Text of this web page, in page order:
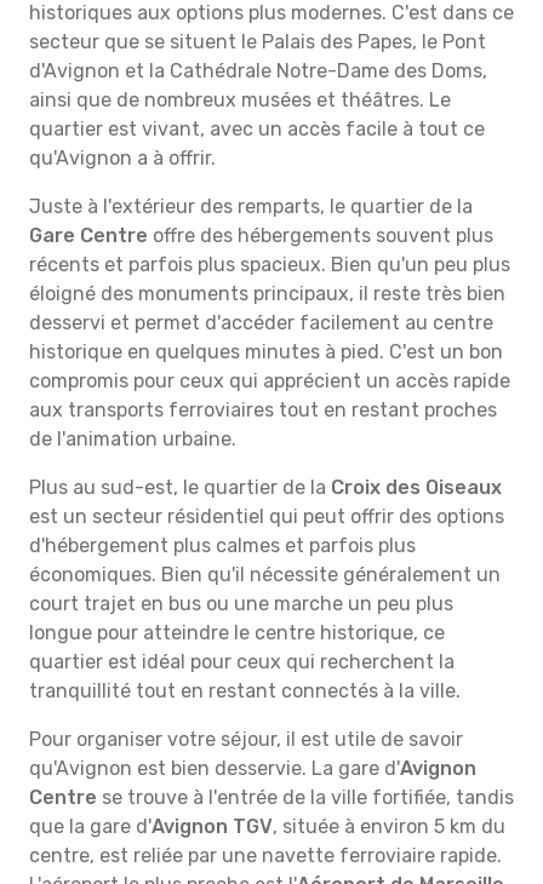
historiques aux options plus modernes. C'est dans ce
secteur que se situent le Palais des Papes, le Pont
d'Avignon et la Cathédrale Notre-Dame des Doms,
ainsi que de nombreux musées et théâtres. Le
quartier est vivant, avec un accès facile à tout ce
qu'Avignon a à offrir.
Juste à l'extérieur des remparts, le quartier de la
Gare Centre offre des hébergements souvent plus
récents et parfois plus spacieux. Bien qu'un peu plus
éloigné des monuments principaux, il reste très bien
desservi et permet d'accéder facilement au centre
historique en quelques minutes à pied. C'est un bon
compromis pour ceux qui apprécient un accès rapide
aux transports ferroviaires tout en restant proches
de l'animation urbaine.
Plus au sud-est, le quartier de la Croix des Oiseaux
est un secteur résidentiel qui peut offrir des options
d'hébergement plus calmes et parfois plus
économiques. Bien qu'il nécessite généralement un
court trajet en bus ou une marche un peu plus
longue pour atteindre le centre historique, ce
quartier est idéal pour ceux qui recherchent la
tranquillité tout en restant connectés à la ville.
Pour organiser votre séjour, il est utile de savoir
qu'Avignon est bien desservie. La gare d'Avignon
Centre se trouve à l'entrée de la ville fortifiée, tandis
que la gare d'Avignon TGV, située à environ 5 km du
centre, est reliée par une navette ferroviaire rapide.